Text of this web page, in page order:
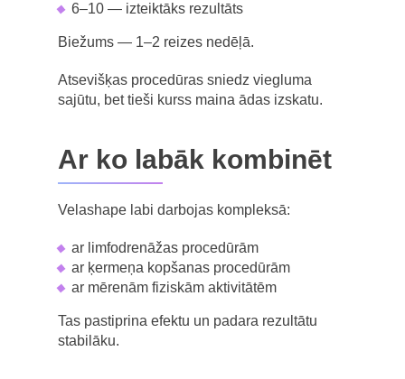
6–10 — izteiktāks rezultāts
Biežums — 1–2 reizes nedēļā.
Atsevišķas procedūras sniedz viegluma
sajūtu, bet tieši kurss maina ādas izskatu.
Ar ko labāk kombinēt
Velashape labi darbojas kompleksā:
ar limfodrenāžas procedūrām
ar ķermeņa kopšanas procedūrām
ar mērenām fiziskām aktivitātēm
Tas pastiprina efektu un padara rezultātu
stabilāku.